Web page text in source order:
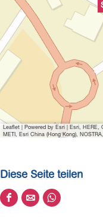
Leaflet | Powered by Esri | Esri, HERE,
METI, Esri China (Hong Kong),
Diese Seite teilen
D
D
D